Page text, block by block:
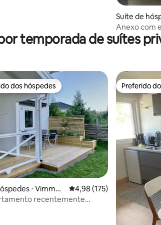
Suíte de
Anexo com
banheiro.
temporada de suítes
preferidos dos hóspedes
dos hóspedes
⋅ Vimmer
4,98 de uma avaliação
4,98 (175)
recentemente
Preferido
Preferido